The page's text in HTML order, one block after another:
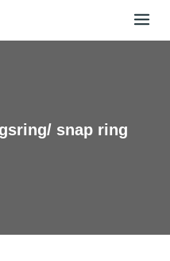
snap ring